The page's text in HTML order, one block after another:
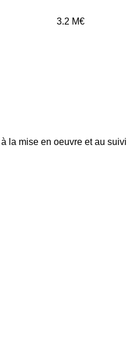
3.2 M€
la mise en oeuvre et au suivi